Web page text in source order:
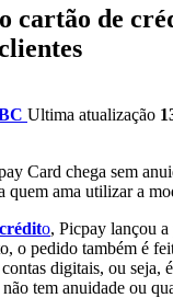
cartão de
Ultima atualização
Card chega sem
quem ama utilizar a
o, Picpay lançou
o pedido também é
digitais, ou seja,
não tem anuidade ou